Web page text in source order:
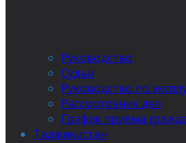
Руководство
Судьи
Руководство по
Рассмотрение дел
График приёма
Таджикистан